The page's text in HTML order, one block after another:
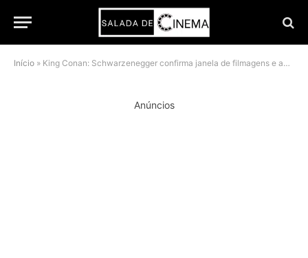
Início » King Conan: Schwarzenegger confirma janela de filmagens e aponta estreia em 2028
Anúncios